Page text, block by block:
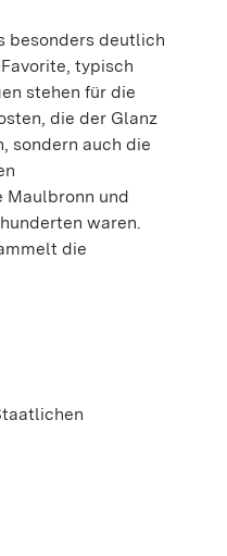
besonders deutlich
typisch
stehen für die
die der Glanz
sondern auch die
Maulbronn und
waren.
die